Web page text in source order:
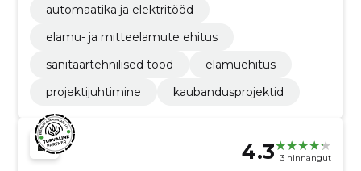
automaatika ja elektritööd
elamu- ja mitteelamute ehitus
sanitaartehnilised tööd
elamuehitus
projektijuhtimine
kaubandusprojektid
4.3 3 hinnangut